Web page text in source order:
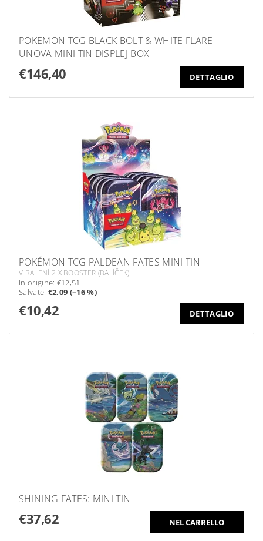
POKEMON TCG BLACK BOLT & WHITE FLARE
UNOVA MINI TIN DISPLEJ BOX
€146,40 DETTAGLIO
POKÉMON TCG PALDEAN FATES MINI TIN
V BALENÍ 2 X BOOSTER (BALÍČEK)
In origine: €12,51
Salvate: €2,09 (–16 %)
€10,42 DETTAGLIO
SHINING FATES: MINI TIN
€37,62